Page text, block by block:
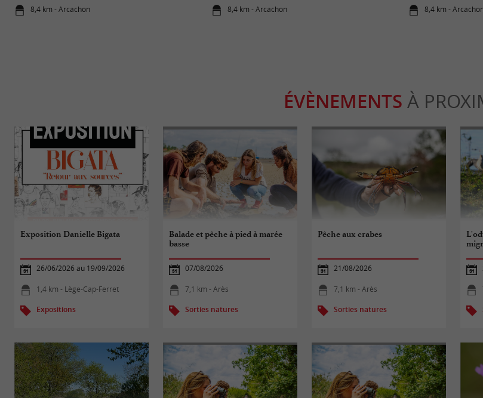
8,4 km - Arcachon 8,4 km - Arcachon 8,4 km -
ÉVÈNEMENTS À
Exposition Danielle Bigata
26/06/2026 au 19/09/2026
1,4 km - Lège-Cap-Ferret
Expositions
Balade et pêche à pied à marée
basse
07/08/2026
7,1 km - Arès
Sorties natures
Pêche aux crabes
21/08/2026
7,1 km - Arès
Sorties natures